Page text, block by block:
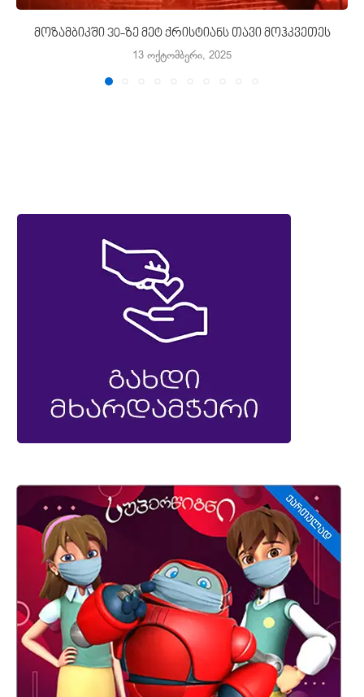
მოზამბიკში 30-ზე მეტ ქრისტიანს თავი მოჰკვეთეს
13 ოქტომბერი, 2025